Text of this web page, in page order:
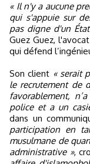
« Il n'y a aucune
qui s'appuie sur
pas digne d'un
Guez Guez,
qui défend
Son client « serait
le recrutement de
favorablement,
police et a un
dans un
participation en
musulmane de
administrative »,